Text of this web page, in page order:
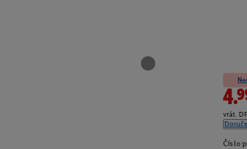
vrát.
Číslo